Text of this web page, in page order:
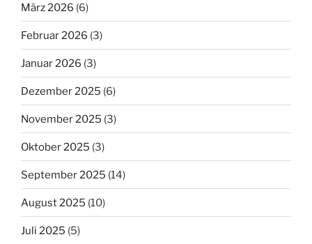
März 2026 (6)
Februar 2026 (3)
Januar 2026 (3)
Dezember 2025 (6)
November 2025 (3)
Oktober 2025 (3)
September 2025 (14)
August 2025 (10)
Juli 2025 (5)